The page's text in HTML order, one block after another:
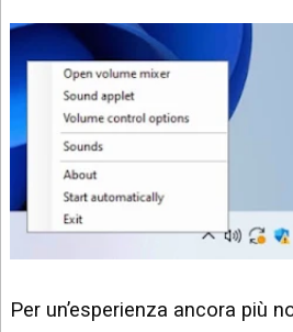
Per un’esperienza ancora più